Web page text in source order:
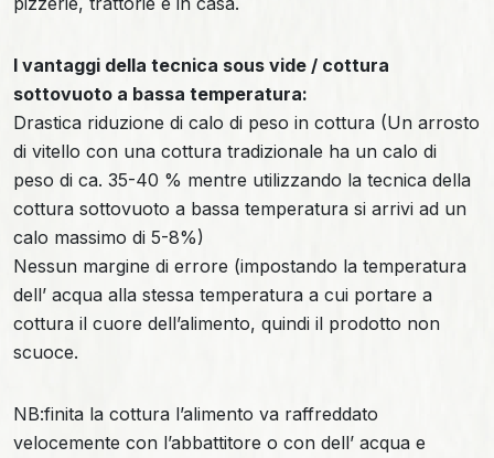
I vantaggi della tecnica sous vide / cottura
sottovuoto a bassa temperatura:
Drastica riduzione di calo di peso in cottura (Un arrosto
di vitello con una cottura tradizionale ha un calo di
peso di ca. 35-40 % mentre utilizzando la tecnica della
cottura sottovuoto a bassa temperatura si arrivi ad un
calo massimo di 5-8%)
Nessun margine di errore (impostando la temperatura
dell’ acqua alla stessa temperatura a cui portare a
cottura il cuore dell’alimento, quindi il prodotto non
scuoce.
NB:finita la cottura l’alimento va raffreddato
velocemente con l’abbattitore o con dell’ acqua e